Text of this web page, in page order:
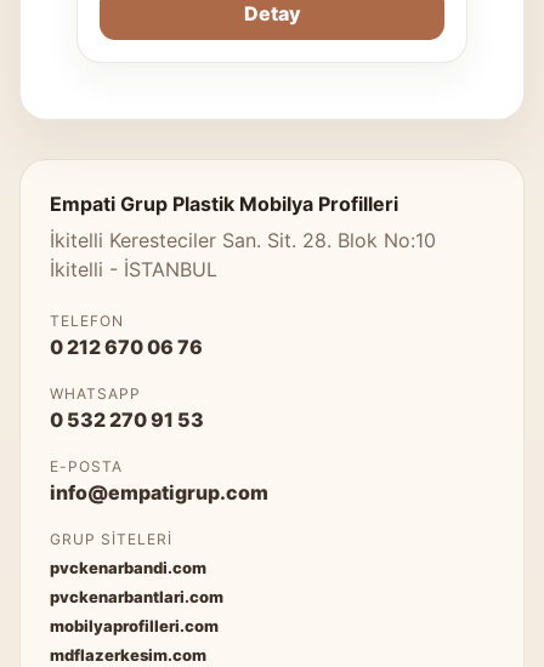
Detay
Empati Grup Plastik Mobilya Profilleri
İkitelli Keresteciler San. Sit. 28. Blok No:10
İkitelli - İSTANBUL
TELEFON
0 212 670 06 76
WHATSAPP
0 532 270 91 53
E-POSTA
info@empatigrup.com
GRUP SITELERI
pvckenarbandi.com
pvckenarbantlari.com
mobilyaprofilleri.com
mdflazerkesim.com